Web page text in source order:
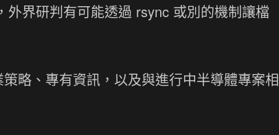
界研判有可能透過 rsync 或別的機制讓檔
略、專有資訊，以及與進行中半導體專案相